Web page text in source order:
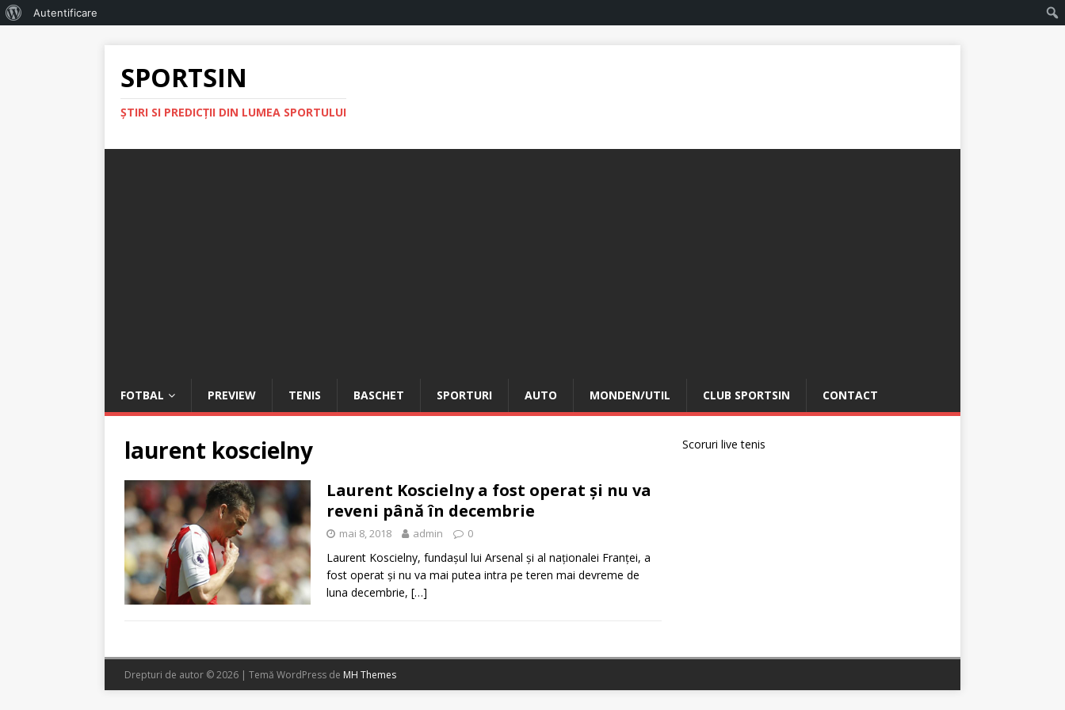
Autentificare
SPORTSIN
ŞTIRI SI PREDICŢII DIN LUMEA SPORTULUI
FOTBAL PREVIEW TENIS BASCHET SPORTURI AUTO MONDEN/UTIL CLUB SPORTSIN CONTACT
laurent koscielny
Laurent Koscielny a fost operat și nu va
reveni până în decembrie
mai 8, 2018 admin 0
Laurent Koscielny, fundașul lui Arsenal și al naționalei Franței, a
fost operat și nu va mai putea intra pe teren mai devreme de
luna decembrie, […]
Scoruri live tenis
Drepturi de autor © 2026 | Temă WordPress de MH Themes